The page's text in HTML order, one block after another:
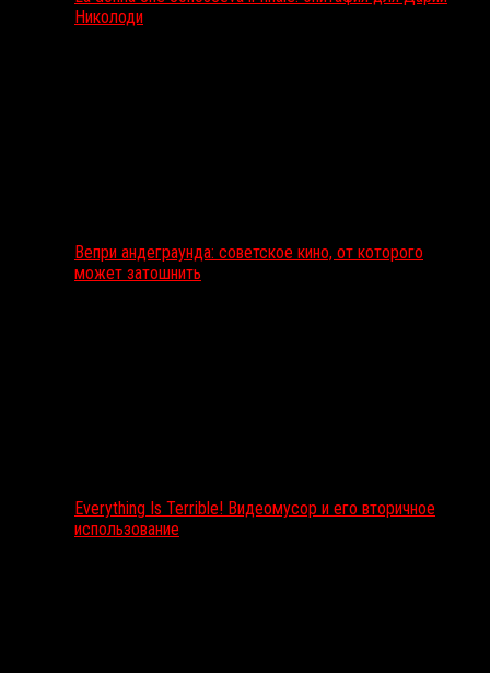
Николоди
Вепри андеграунда: советское кино, от которого
может затошнить
Everything Is Terrible! Видеомусор и его вторичное
использование